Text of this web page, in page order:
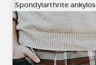
Spondylarthrite